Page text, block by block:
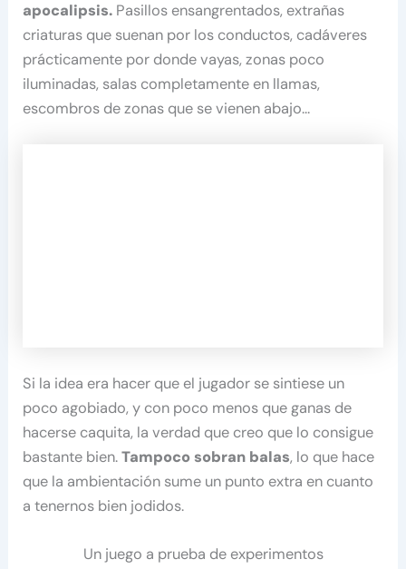
apocalipsis. Pasillos ensangrentados, extrañas
criaturas que suenan por los conductos, cadáveres
prácticamente por donde vayas, zonas poco
iluminadas, salas completamente en llamas,
escombros de zonas que se vienen abajo…
Si la idea era hacer que el jugador se sintiese un
poco agobiado, y con poco menos que ganas de
hacerse caquita, la verdad que creo que lo consigue
bastante bien.Tampoco sobran balas, lo que hace
que la ambientación sume un punto extra en cuanto
a tenernos bien jodidos.
Un juego a prueba de experimentos